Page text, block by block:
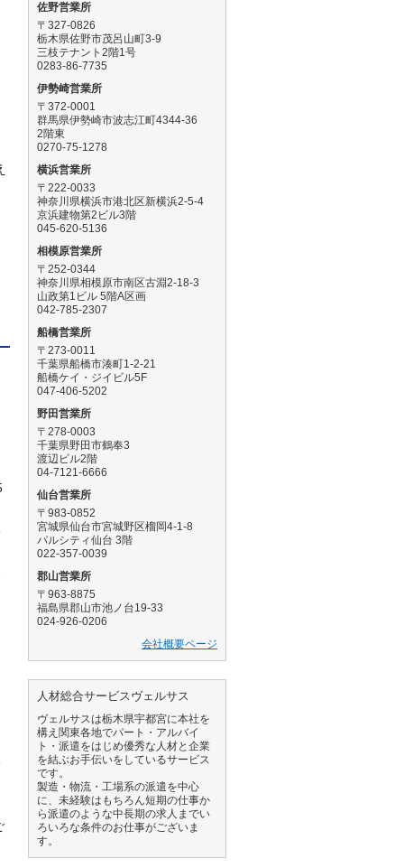
佐野営業所
〒327-0826
栃木県佐野市茂呂山町3-9
三枝テナント2階1号
0283-86-7735
伊勢崎営業所
〒372-0001
群馬県伊勢崎市波志江町4344-36
2階東
0270-75-1278
横浜営業所
〒222-0033
神奈川県横浜市港北区新横浜2-5-4
京浜建物第2ビル3階
045-620-5136
相模原営業所
〒252-0344
神奈川県相模原市南区古淵2-18-3
山政第1ビル 5階A区画
042-785-2307
船橋営業所
〒273-0011
千葉県船橋市湊町1-2-21
船橋ケイ・ジイビル5F
047-406-5202
野田営業所
〒278-0003
千葉県野田市鶴奉3
渡辺ビル2階
04-7121-6666
仙台営業所
〒983-0852
宮城県仙台市宮城野区榴岡4-1-8
パルシティ仙台 3階
022-357-0039
郡山営業所
〒963-8875
福島県郡山市池ノ台19-33
024-926-0206
会社概要ページ
人材総合サービスヴェルサス
ヴェルサスは栃木県宇都宮に本社を
構え関東各地でパート・アルバイ
ト・派遣をはじめ優秀な人材と企業
を結ぶお手伝いをしているサービス
です。
製造・物流・工場系の派遣を中心
に、未経験はもちろん短期の仕事か
ら派遣のような中長期の求人までい
ろいろな条件のお仕事がございま
す。